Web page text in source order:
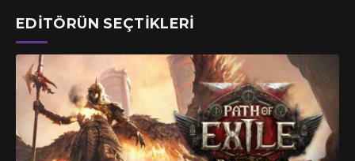
EDITÖRÜN SEÇTIKLERI